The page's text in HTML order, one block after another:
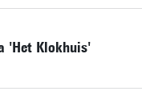
'Het Klokhuis'